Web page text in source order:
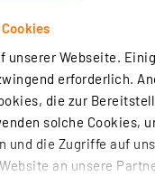
unserer Webseite.
erforderlich.
die zur
solche Cookies,
und die Zugriffe auf
an unsere
flexiblen